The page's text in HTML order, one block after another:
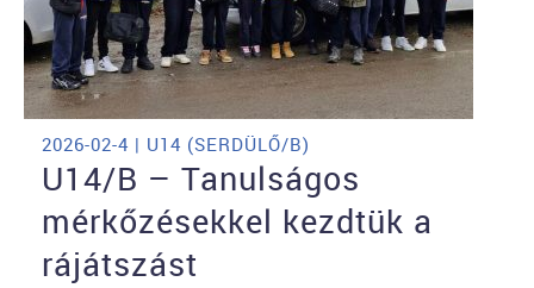
2026-02-4 | U14 (SERDÜLŐ/B)
U14/B – Tanulságos
mérkőzésekkel kezdtük a
rájátszást